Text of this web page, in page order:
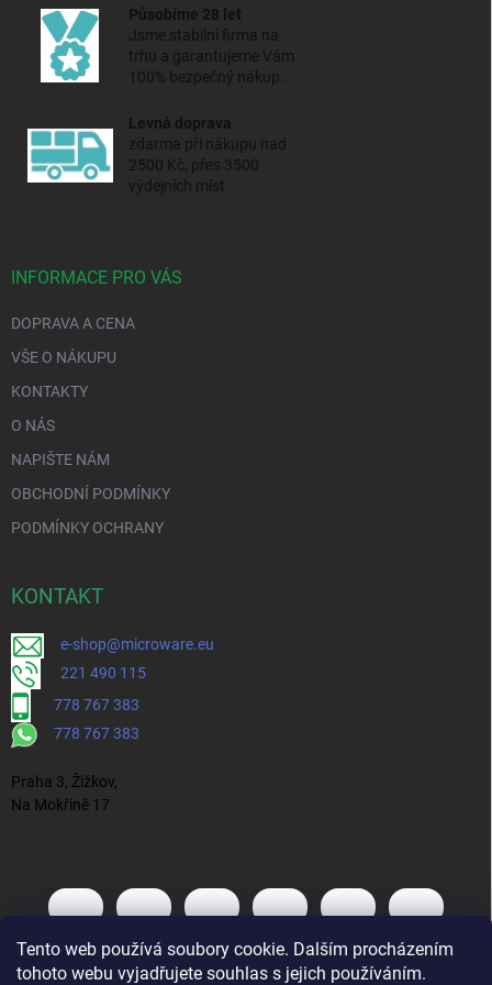
Tento web používá soubory cookie. Dalším procházením
tohoto webu vyjadřujete souhlas s jejich používáním.
Působíme 28 let
Jsme stabilní firma na
trhu a garantujeme Vám
100% bezpečný nákup.
Levná doprava
zdarma při nákupu nad
2500 Kč, přes 3500
výdejních míst
INFORMACE PRO VÁS
DOPRAVA A CENA
VŠE O NÁKUPU
KONTAKTY
O NÁS
NAPIŠTE NÁM
OBCHODNÍ PODMÍNKY
PODMÍNKY OCHRANY
KONTAKT
e-shop@microware.eu
221 490 115
778 767 383
778 767 383
Praha 3, Žižkov,
Na Mokřině 17